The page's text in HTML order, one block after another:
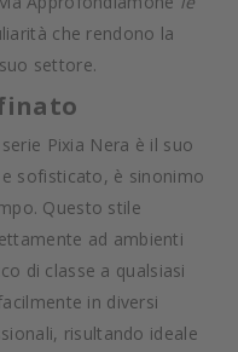
che rendono la
settore.
Pixia Nera è il suo
sofisticato, è sinonimo
Questo stile
ad ambienti
di classe a qualsiasi
in diversi
risultando ideale